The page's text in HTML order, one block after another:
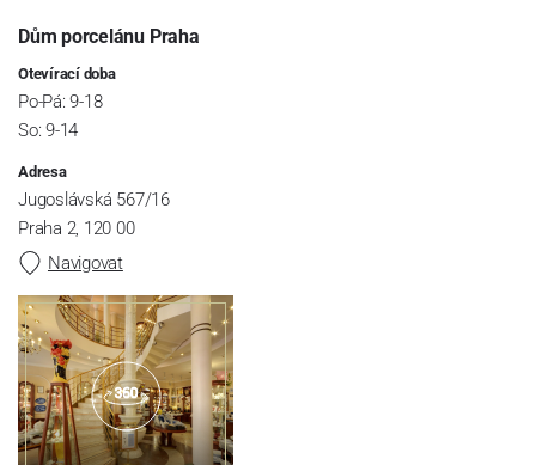
Dům porcelánu Praha
Otevírací doba
Po-Pá: 9-18
So: 9-14
Adresa
Jugoslávská 567/16
Praha 2, 120 00
Navigovat